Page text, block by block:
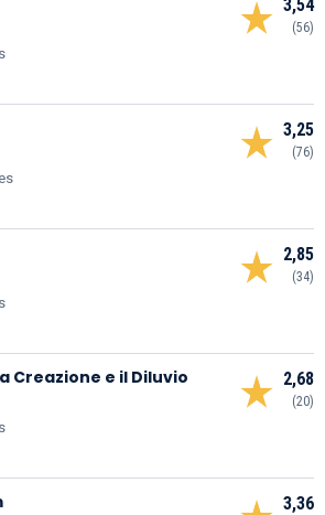
3,54
(56)
3,25
(76)
2,85
(34)
2,68
(20)
Creazione e il Diluvio
3,36